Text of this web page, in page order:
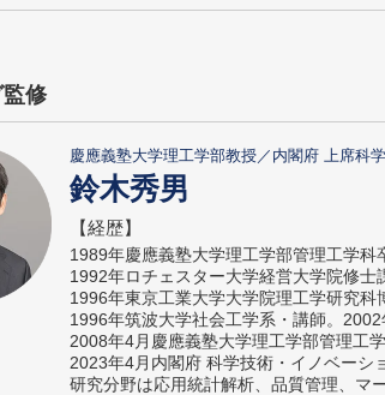
修
慶應義塾大学理工学部教授／内閣府 上席科
鈴木秀男
【経歴】
1989年慶應義塾大学理工学部管理工学科
1992年ロチェスター大学経営大学院修士
1996年東京工業大学大学院理工学研究科
1996年筑波大学社会工学系・講師。2002
2008年4月慶應義塾大学理工学部管理工
2023年4月内閣府 科学技術・イノベーシ
研究分野は応用統計解析、品質管理、マ